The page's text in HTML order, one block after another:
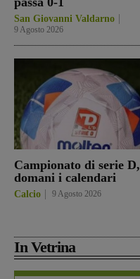
San Giovanni Valdarno
9 Agosto 2026
Campionato di serie D,
domani i calendari
Calcio 9 Agosto 2026
In Vetrina